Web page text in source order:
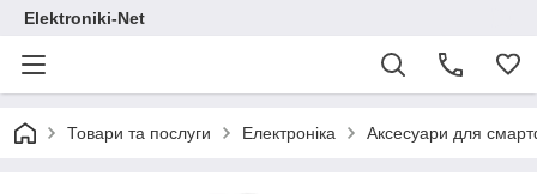
Elektroniki-Net
Товари та послуги Електроніка Аксесуари для